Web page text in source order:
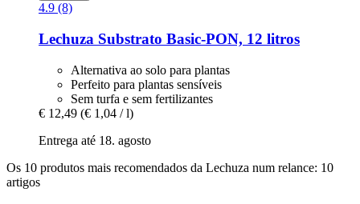
4.9 (8)
Lechuza Substrato Basic-​PON, 12 litros
Alternativa ao solo para plantas
Perfeito para plantas sensíveis
Sem turfa e sem fertilizantes
€ 12,49 (€ 1,04 / l)
Entrega até 18. agosto
Os 10 produtos mais recomendados da Lechuza num relance: 10
artigos